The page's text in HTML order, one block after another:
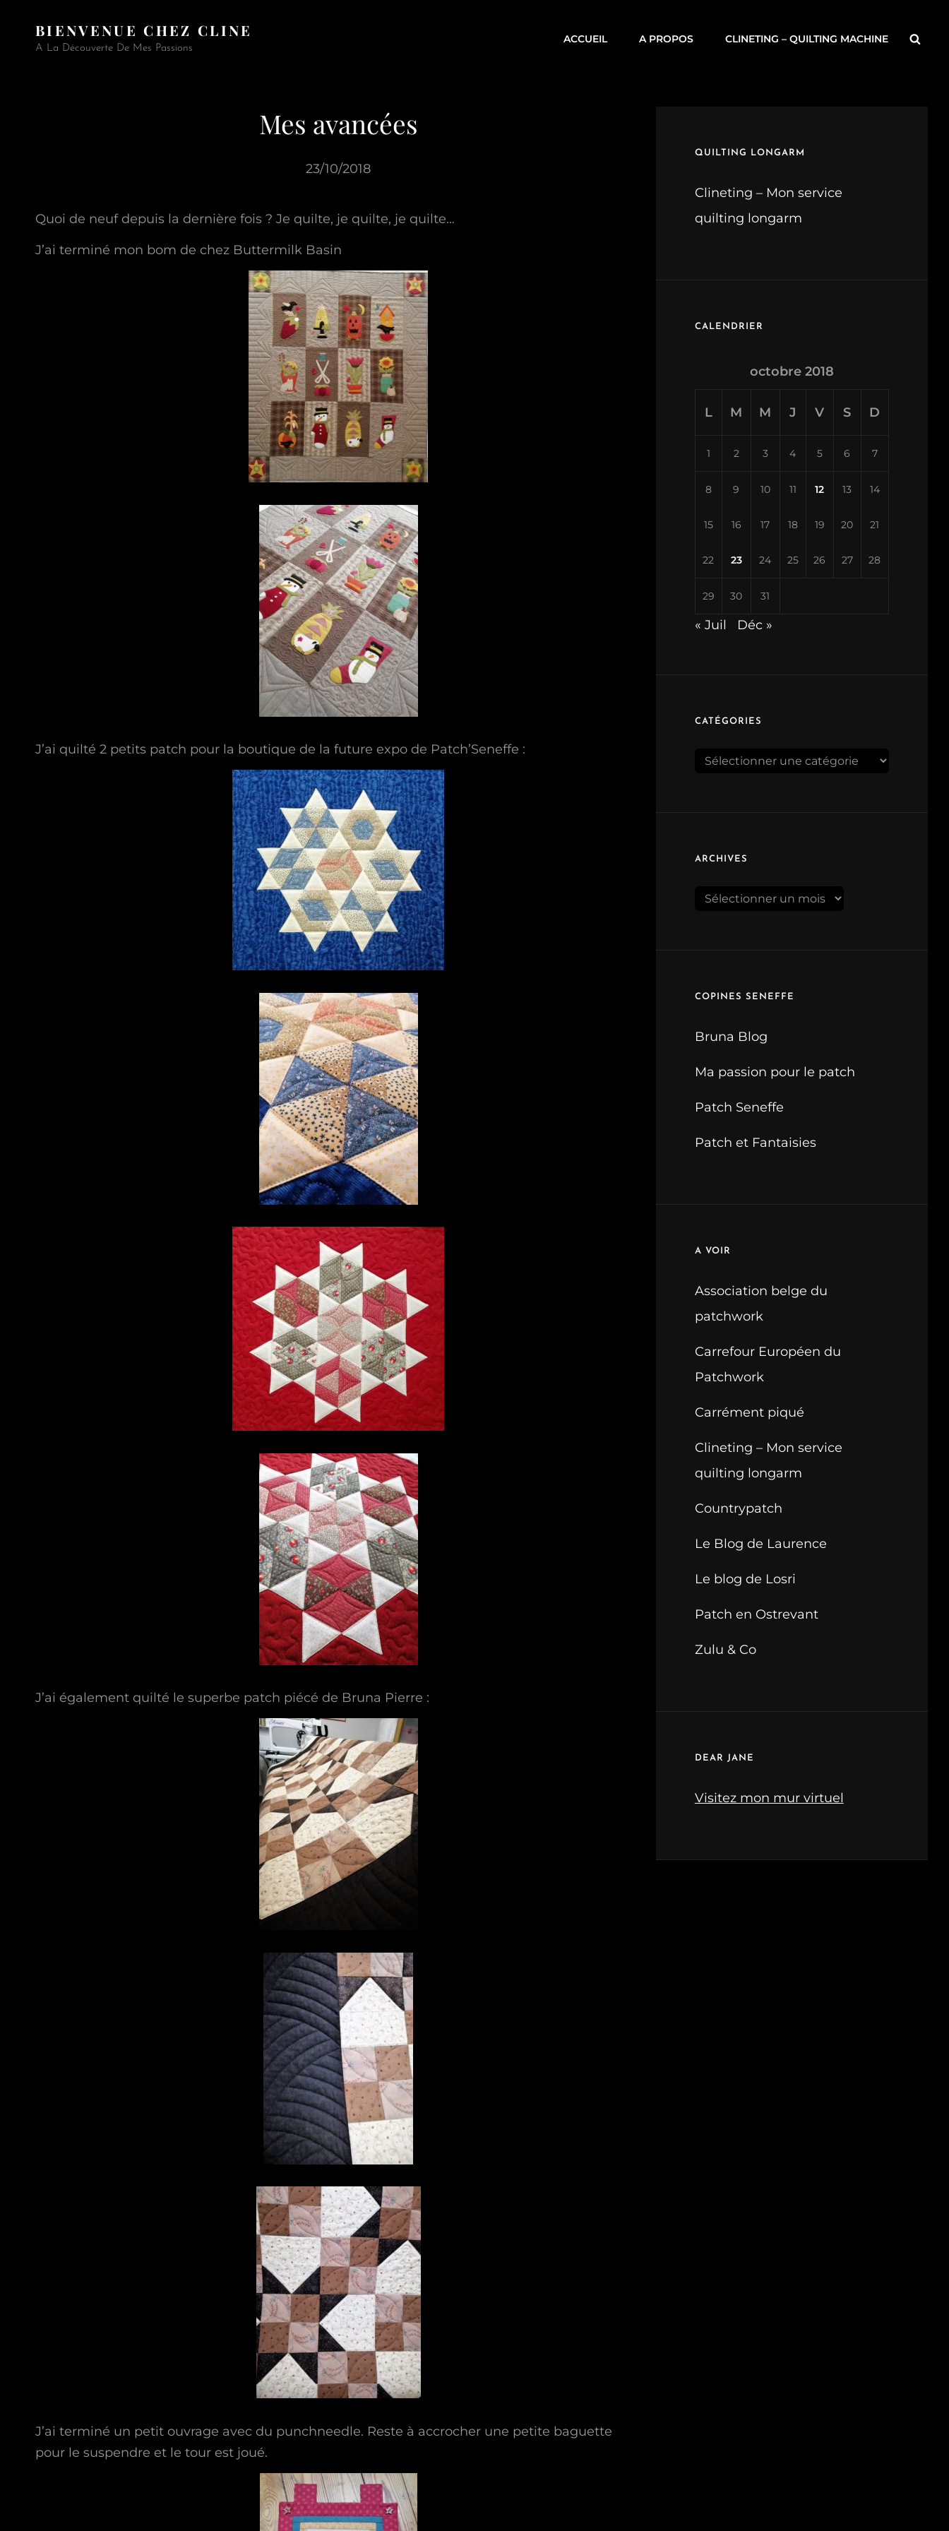
BIENVENUE CHEZ CLINE
A La Découverte De Mes Passions
ACCUEIL A PROPOS CLINETING – QUILTING MACHINE
Mes avancées
23/10/2018
Quoi de neuf depuis la dernière fois ? Je quilte, je quilte, je quilte…
J’ai terminé mon bom de chez Buttermilk Basin
J’ai quilté 2 petits patch pour la boutique de la future expo de Patch’Seneffe :
J’ai également quilté le superbe patch piécé de Bruna Pierre :
J’ai terminé un petit ouvrage avec du punchneedle. Reste à accrocher une petite baguette
pour le suspendre et le tour est joué.
QUILTING LONGARM
Clineting – Mon service
quilting longarm
CALENDRIER
octobre 2018
L M M J V S D
1 2 3 4 5 6 7
8 9 10 11 12 13 14
15 16 17 18 19 20 21
22 23 24 25 26 27 28
29 30 31
« Juil Déc »
CATÉGORIES
Catégories
ARCHIVES
Archives
COPINES SENEFFE
Bruna Blog
Ma passion pour le patch
Patch Seneffe
Patch et Fantaisies
A VOIR
Association belge du
patchwork
Carrefour Européen du
Patchwork
Carrément piqué
Clineting – Mon service
quilting longarm
Countrypatch
Le Blog de Laurence
Le blog de Losri
Patch en Ostrevant
Zulu & Co
DEAR JANE
Visitez mon mur virtuel